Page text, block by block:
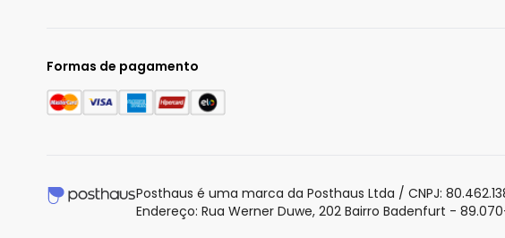
Formas de pagamento
Posthaus é uma marca da Posthaus Ltda / CNPJ:
Endereço: Rua Werner Duwe, 202 Bairro Badenfurt -